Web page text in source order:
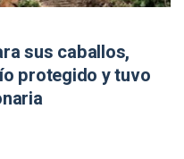
sus caballos,
protegido y tuvo